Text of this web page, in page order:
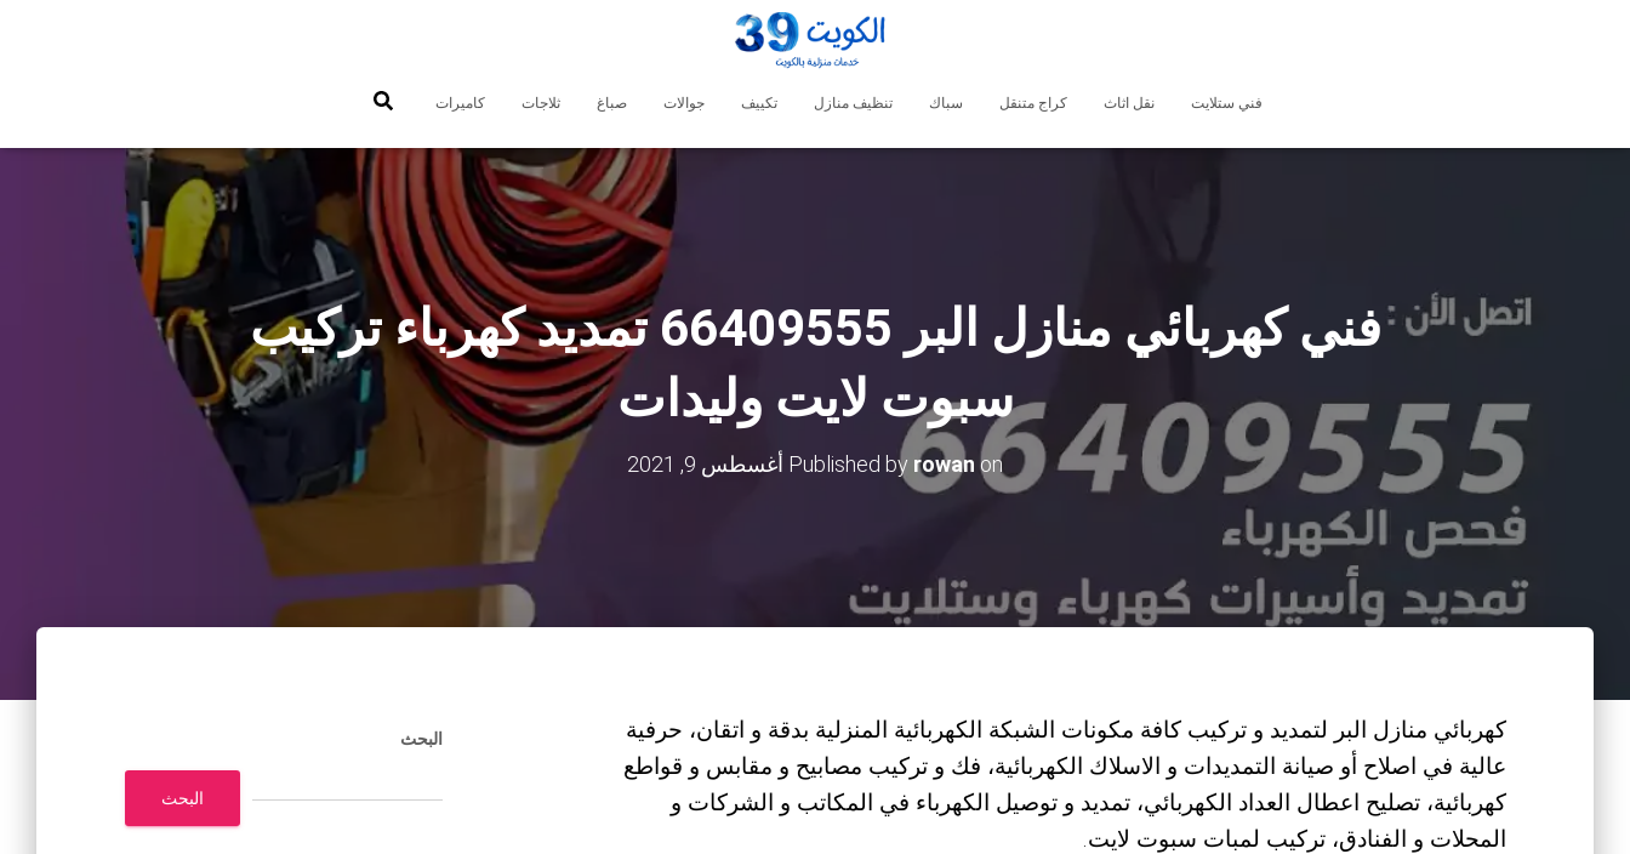
فني ستلايت نقل اثاث كراج متنقل سباك تنظيف منازل تكييف جوالات صباغ ثلاجات كاميرات
فني كهربائي منازل البر 66409555 تمديد كهرباء تركيب
سبوت لايت وليدات
Published by rowan on أغسطس 9, 2021
كهربائي منازل البر لتمديد و تركيب كافة مكونات الشبكة الكهربائية المنزلية بدقة و اتقان، حرفية
عالية في اصلاح أو صيانة التمديدات و الاسلاك الكهربائية، فك و تركيب مصابيح و مقابس و قواطع
كهربائية، تصليح اعطال العداد الكهربائي، تمديد و توصيل الكهرباء في المكاتب و الشركات و
المحلات و الفنادق، تركيب لمبات سبوت لايت.
البحث
البحث